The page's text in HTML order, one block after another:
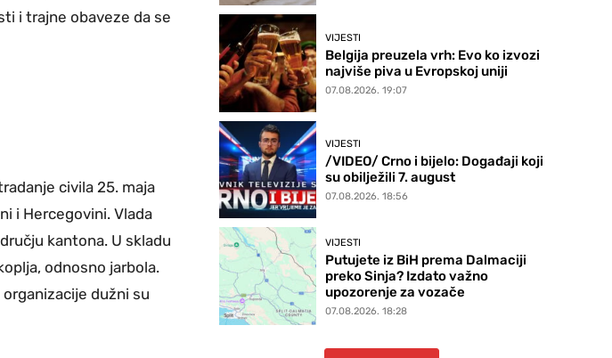
i trajne obaveze da se
civila 25. maja
i Hercegovini. Vlada
kantona. U skladu
odnosno jarbola.
dužni su
VIJESTI
Belgija preuzela vrh: Evo ko izvozi
najviše piva u Evropskoj uniji
07.08.2026. 19:07
VIJESTI
/VIDEO/ Crno i bijelo: Događaji koji
su obilježili 7. august
07.08.2026. 18:56
VIJESTI
Putujete iz BiH prema Dalmaciji
preko Sinja? Izdato važno
upozorenje za vozače
07.08.2026. 18:28